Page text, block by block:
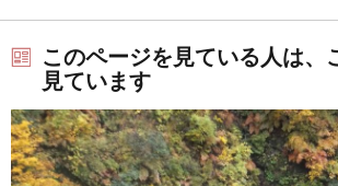
このページを見ている人は、
見ています